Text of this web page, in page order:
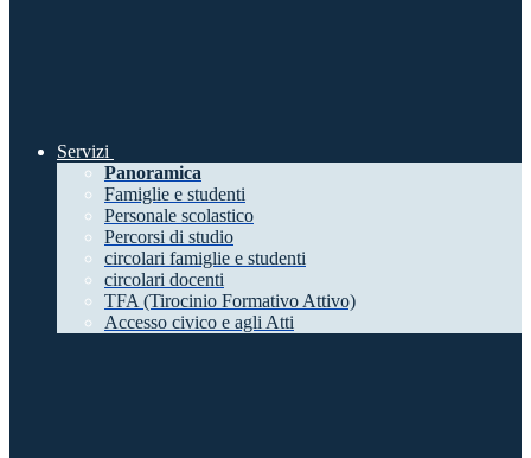
Servizi
Panoramica
Famiglie e studenti
Personale scolastico
Percorsi di studio
circolari famiglie e studenti
circolari docenti
TFA (Tirocinio Formativo Attivo)
Accesso civico e agli Atti